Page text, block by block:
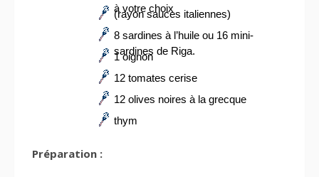
à votre choix
(rayon sauces italiennes)
8 sardines à l’huile ou 16 mini-
sardines de Riga.
1 oignon
12 tomates cerise
12 olives noires à la grecque
thym
Préparation :